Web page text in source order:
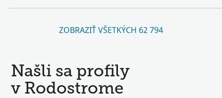
ZOBRAZIŤ VŠETKÝCH 62 794
Našli sa profily
v Rodostrome